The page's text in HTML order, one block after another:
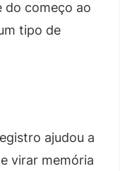
do começo ao
tipo de
ajudou a
virar memória